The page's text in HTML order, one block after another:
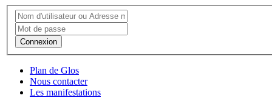
Connexion
Plan de Glos
Nous contacter
Les manifestations